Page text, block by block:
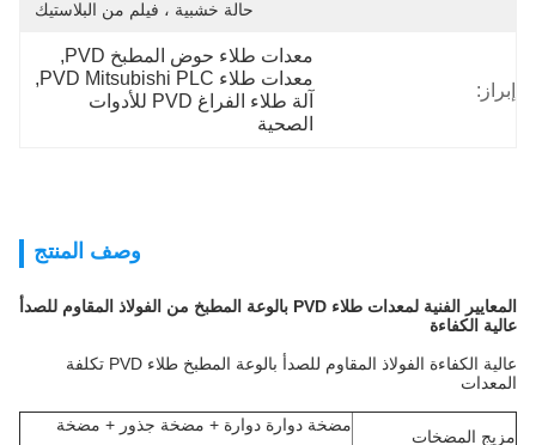
حالة خشبية ، فيلم من البلاستيك
إبراز:
معدات طلاء حوض المطبخ PVD
,
معدات طلاء PVD Mitsubishi PLC
,
آلة طلاء الفراغ PVD للأدوات
الصحية
وصف المنتج
المعايير الفنية لمعدات طلاء PVD بالوعة المطبخ من الفولاذ المقاوم للصدأ
عالية الكفاءة
عالية الكفاءة الفولاذ المقاوم للصدأ بالوعة المطبخ طلاء PVD تكلفة
المعدات
مزيج المضخات
مضخة دوارة دوارة + مضخة جذور + مضخة